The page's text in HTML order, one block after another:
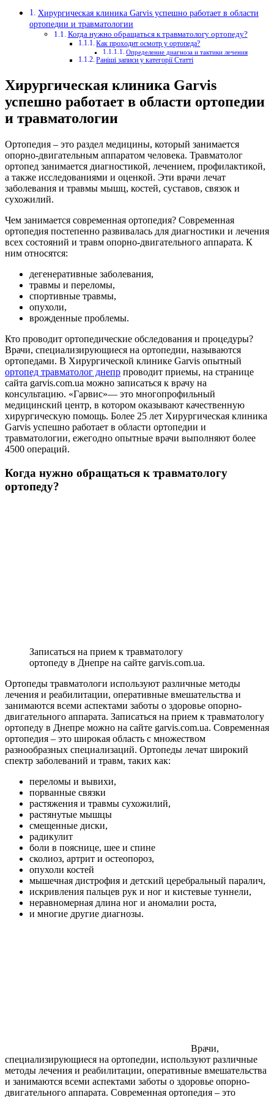
Хирургическая клиника Garvis успешно работает в области
ортопедии и травматологии
Когда нужно обращаться к травматологу ортопеду?
Как проходит осмотр у ортопеда?
Определение диагноза и тактики лечения
Раніші записи у категорії Статті
Хирургическая клиника Garvis
успешно работает в области ортопедии
и травматологии
Ортопедия – это раздел медицины, который занимается
опорно-двигательным аппаратом человека. Травматолог
ортопед занимается диагностикой, лечением, профилактикой,
а также исследованиями и оценкой. Эти врачи лечат
заболевания и травмы мышц, костей, суставов, связок и
сухожилий.
Чем занимается современная ортопедия? Современная
ортопедия постепенно развивалась для диагностики и лечения
всех состояний и травм опорно-двигательного аппарата. К
ним относятся:
дегенеративные заболевания,
травмы и переломы,
спортивные травмы,
опухоли,
врожденные проблемы.
Кто проводит ортопедические обследования и процедуры?
Врачи, специализирующиеся на ортопедии, называются
ортопедами. В Хирургической клинике Garvis опытный
ортопед травматолог днепр проводит приемы, на странице
сайта garvis.com.ua можно записаться к врачу на
консультацию. «Гарвис»— это многопрофильный
медицинский центр, в котором оказывают качественную
хирургическую помощь. Более 25 лет Хирургическая клиника
Garvis успешно работает в области ортопедии и
травматологии, ежегодно опытные врачи выполняют более
4500 операций.
Когда нужно обращаться к травматологу
ортопеду?
Записаться на прием к травматологу
ортопеду в Днепре на сайте garvis.com.ua.
Ортопеды травматологи используют различные методы
лечения и реабилитации, оперативные вмешательства и
занимаются всеми аспектами заботы о здоровье опорно-
двигательного аппарата. Записаться на прием к травматологу
ортопеду в Днепре можно на сайте garvis.com.ua. Современная
ортопедия – это широкая область с множеством
разнообразных специализаций. Ортопеды лечат широкий
спектр заболеваний и травм, таких как:
переломы и вывихи,
порванные связки
растяжения и травмы сухожилий,
растянутые мышцы
смещенные диски,
радикулит
боли в пояснице, шее и спине
сколиоз, артрит и остеопороз,
опухоли костей
мышечная дистрофия и детский церебральный паралич,
искривления пальцев рук и ног и кистевые туннели,
неравномерная длина ног и аномалии роста,
и многие другие диагнозы.
Врачи,
специализирующиеся на ортопедии, используют различные
методы лечения и реабилитации, оперативные вмешательства
и занимаются всеми аспектами заботы о здоровье опорно-
двигательного аппарата. Современная ортопедия – это